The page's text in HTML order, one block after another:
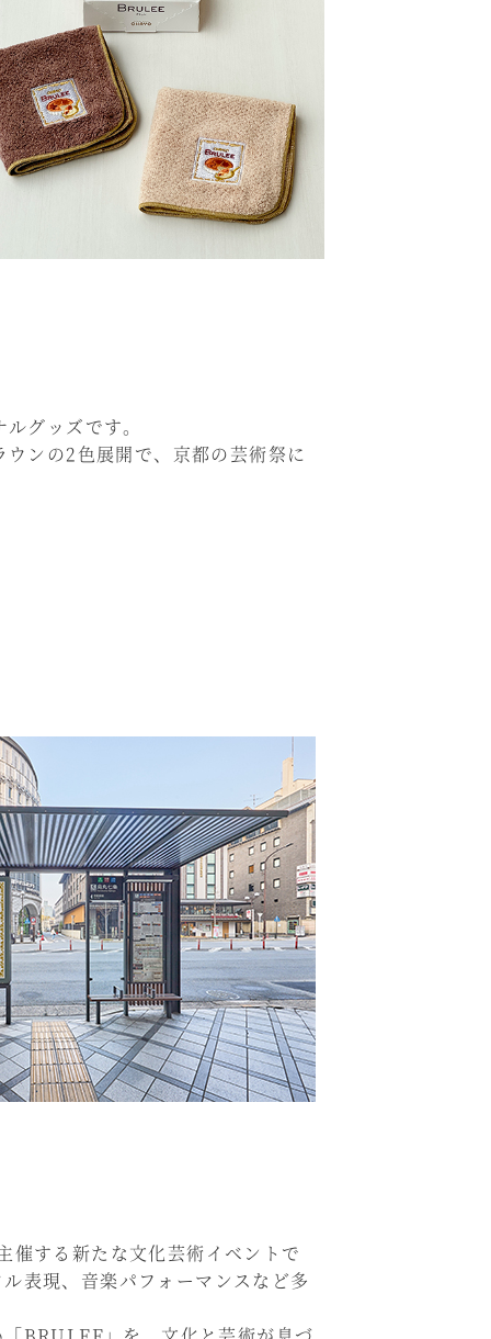
グッズです。
ンの2色展開で、京都の芸術祭に
催する新たな文化芸術イベントで
表現、音楽パフォーマンスなど多